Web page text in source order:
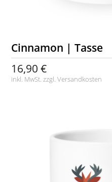
Cinnamon | Tasse
16,90 €
inkl. MwSt. zzgl.Versandkosten